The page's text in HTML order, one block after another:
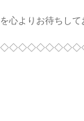
心よりお待ちして